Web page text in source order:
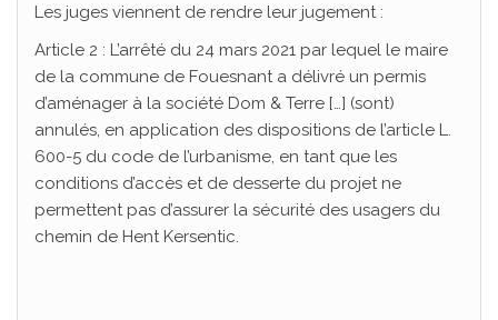
Les juges viennent de rendre leur jugement :
Article 2 : L’arrêté du 24 mars 2021 par lequel le maire
de la commune de Fouesnant a délivré un permis
d’aménager à la société Dom & Terre […] (sont)
annulés, en application des dispositions de l’article L.
600-5 du code de l’urbanisme, en tant que les
conditions d’accès et de desserte du projet ne
permettent pas d’assurer la sécurité des usagers du
chemin de Hent Kersentic.